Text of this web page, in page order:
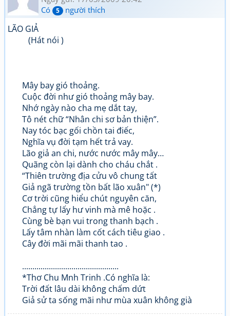
Có
5 người thích
LÃO GIẢ
(Hát nói )
Mây bay gió thoảng.
Cuộc đời như gió thoảng mây bay.
Nhớ ngày nào cha mẹ dắt tay,
Tô nét chữ “Nhân chi sơ bản thiện”.
Nay tóc bạc gối chồn tai điếc,
Nghĩa vụ đời tạm hết trả vay.
Lão giả an chi, nước nước mây mây…
Quãng còn lại dành cho cháu chắt .
“Thiên trường địa cửu vô chung tất
Giả ngã trường tồn bất lão xuân" (*)
Cơ trời cũng hiểu chút nguyên căn,
Chẳng tự lấy hư vinh mà mê hoặc .
Cùng bè bạn vui trong thanh bạch .
Lấy tâm nhàn làm cốt cách tiêu giao .
Cây đời mãi mãi thanh tao .
...............................................
*Thơ Chu Mnh Trinh .Có nghĩa là:
Trời đất lâu dài không chấm dứt
Giả sử ta sống mãi như mùa xuân không già